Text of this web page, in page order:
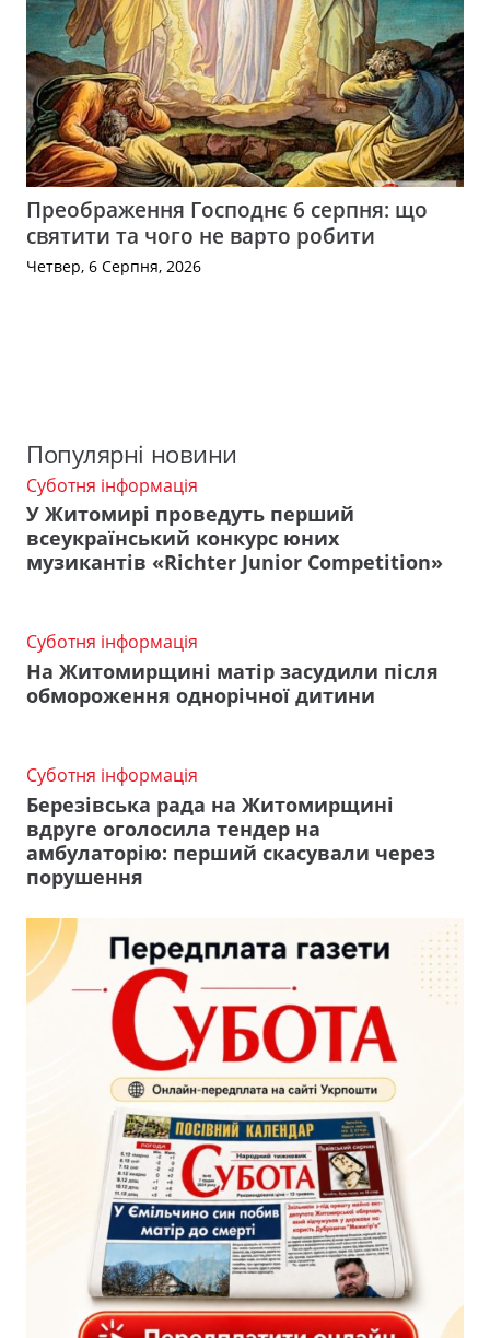
Преображення Господнє 6 серпня: що
святити та чого не варто робити
Четвер, 6 Серпня, 2026
Популярні новини
Суботня інформація
У Житомирі проведуть перший
всеукраїнський конкурс юних
музикантів «Richter Junior Competition»
Суботня інформація
На Житомирщині матір засудили після
обмороження однорічної дитини
Суботня інформація
Березівська рада на Житомирщині
вдруге оголосила тендер на
амбулаторію: перший скасували через
порушення